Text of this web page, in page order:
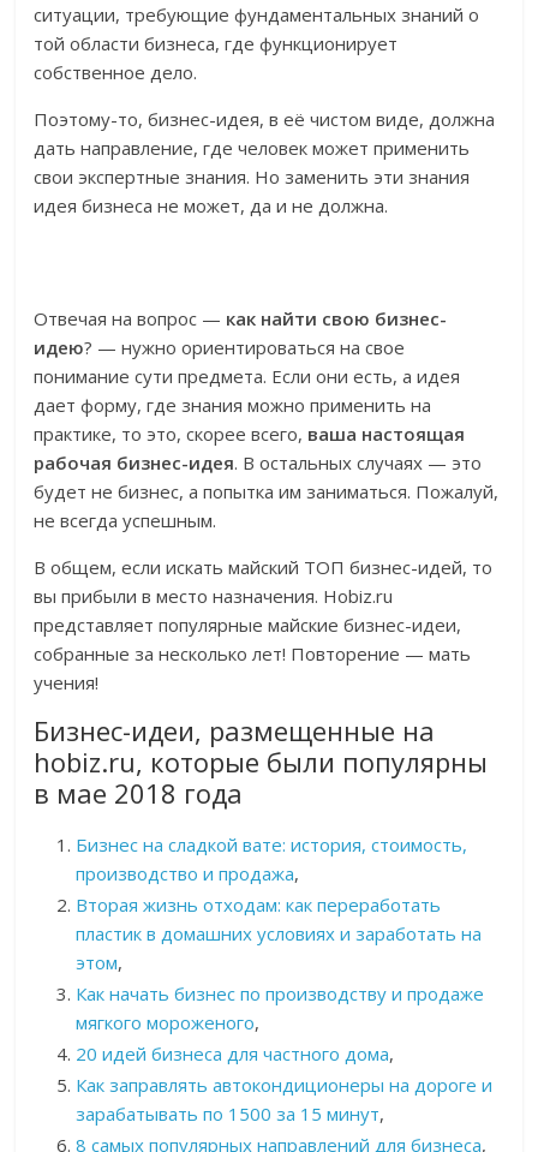
ситуации, требующие фундаментальных знаний о
той области бизнеса, где функционирует
собственное дело.
Поэтому-то, бизнес-идея, в её чистом виде, должна
дать направление, где человек может применить
свои экспертные знания. Но заменить эти знания
идея бизнеса не может, да и не должна.
Отвечая на вопрос — как найти свою бизнес-
идею? — нужно ориентироваться на свое
понимание сути предмета. Если они есть, а идея
дает форму, где знания можно применить на
практике, то это, скорее всего, ваша настоящая
рабочая бизнес-идея. В остальных случаях — это
будет не бизнес, а попытка им заниматься. Пожалуй,
не всегда успешным.
В общем, если искать майский ТОП бизнес-идей, то
вы прибыли в место назначения. Hobiz.ru
представляет популярные майские бизнес-идеи,
собранные за несколько лет! Повторение — мать
учения!
Бизнес-идеи, размещенные на
hobiz.ru, которые были популярны
в мае 2018 года
Бизнес на сладкой вате: история, стоимость,
производство и продажа,
Вторая жизнь отходам: как переработать
пластик в домашних условиях и заработать на
этом,
Как начать бизнес по производству и продаже
мягкого мороженого,
20 идей бизнеса для частного дома,
Как заправлять автокондиционеры на дороге и
зарабатывать по 1500 за 15 минут,
8 самых популярных направлений для бизнеса,